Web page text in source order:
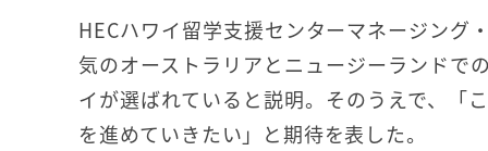
HECハワイ留学支援センターマネージング
気のオーストラリアとニュージーランドで
イが選ばれていると説明。そのうえで、「
を進めていきたい」と期待を表した。